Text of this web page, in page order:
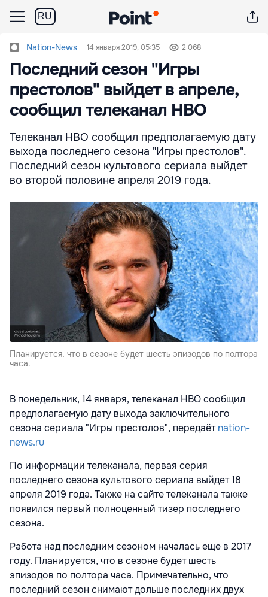
RU
Nation-News 14 января 2019, 05:35 2 068
Последний сезон "Игры
престолов" выйдет в апреле,
сообщил телеканал НВО
Телеканал НВО сообщил предполагаемую дату
выхода последнего сезона "Игры престолов".
Последний сезон культового сериала выйдет
во второй половине апреля 2019 года.
Планируется, что в сезоне будет шесть эпизодов по полтора
часа.
В понедельник, 14 января, телеканал НВО сообщил
предполагаемую дату выхода заключительного
сезона сериала "Игры престолов", передаётnation-
news.ru
По информации телеканала, первая серия
последнего сезона культового сериала выйдет 18
апреля 2019 года. Также на сайте телеканала также
появился первый полноценный тизер последнего
сезона.
Работа над последним сезоном началась еще в 2017
году. Планируется, что в сезоне будет шесть
эпизодов по полтора часа. Примечательно, что
последний сезон снимают дольше последних двух